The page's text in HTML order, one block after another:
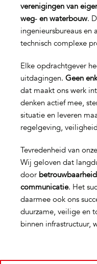
verenigingen van
weg‑ en waterbouw.
ingenieursbureaus en
technisch complexe
Elke opdrachtgever
uitdagingen. Geen
dat maakt ons werk
denken actief mee,
situatie en leveren
regelgeving,
Tevredenheid van
Wij geloven dat
door
communicatie. Het
daarmee ook ons
duurzame, veilige en
binnen infrastructuur,